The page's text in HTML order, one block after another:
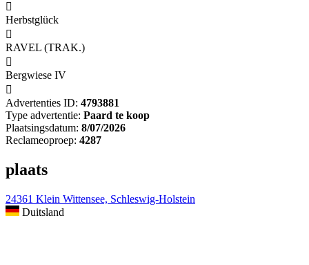

Herbstglück

RAVEL (TRAK.)

Bergwiese IV

Advertenties ID: 4793881
Type advertentie: Paard te koop
Plaatsingsdatum: 8/07/2026
Reclameoproep: 4287
plaats
24361 Klein Wittensee, Schleswig-Holstein
Duitsland